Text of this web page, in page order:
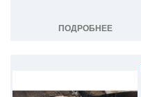
ПОДРОБНЕЕ